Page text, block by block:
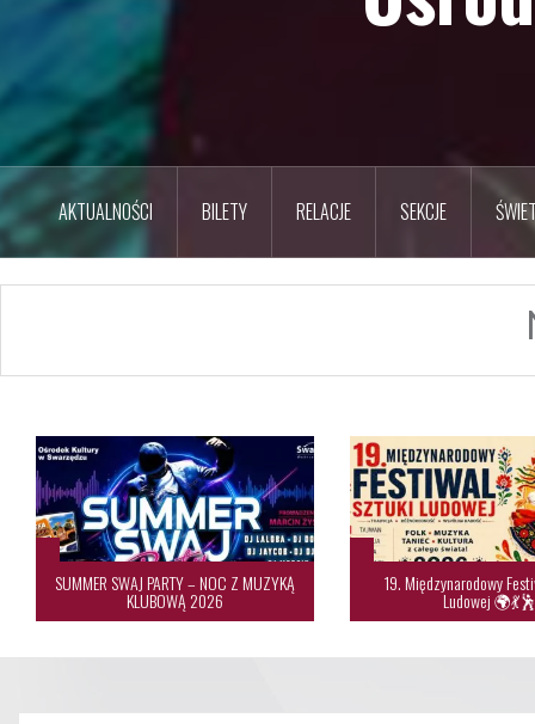
AKTUALNOŚCI BILETY RELACJE SEKCJE
SUMMER SWAJ PARTY – NOC Z MUZYKĄ
KLUBOWĄ 2026
19. Międzynarodowy
Ludowej 🌍💃🕺